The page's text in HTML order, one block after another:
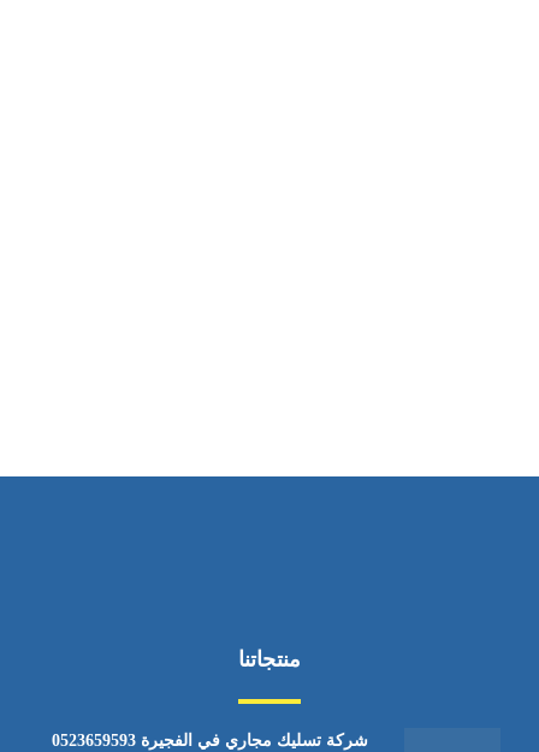
منتجاتنا
شركة تسليك مجاري في الفجيرة 0523659593